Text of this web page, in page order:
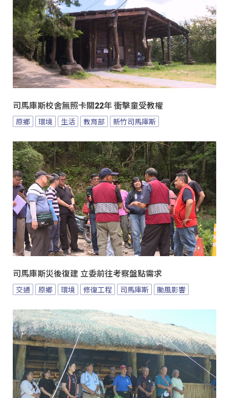
司馬庫斯校舍無照卡關22年 衝擊童受教權
原鄉 環境 生活 教育部 新竹司馬庫斯
司馬庫斯災後復建 立委前往考察盤點需求
交通 原鄉 環境 修復工程 司馬庫斯 颱風影響